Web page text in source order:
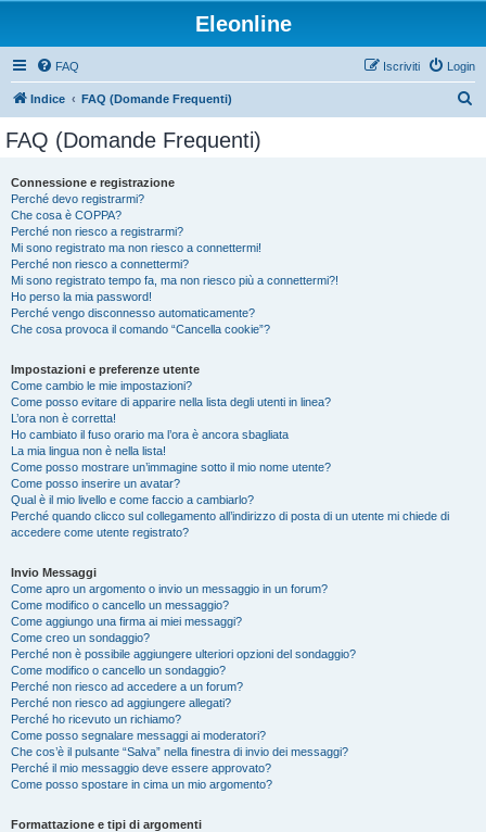
Eleonline
FAQ Login
Iscriviti
Indice FAQ (Domande Frequenti)
FAQ (Domande Frequenti)
Connessione e registrazione
Perché devo registrarmi?
Che cosa è COPPA?
Perché non riesco a registrarmi?
Mi sono registrato ma non riesco a connettermi!
Perché non riesco a connettermi?
Mi sono registrato tempo fa, ma non riesco più a connettermi?!
Ho perso la mia password!
Perché vengo disconnesso automaticamente?
Che cosa provoca il comando “Cancella cookie”?
Impostazioni e preferenze utente
Come cambio le mie impostazioni?
Come posso evitare di apparire nella lista degli utenti in linea?
L’ora non è corretta!
Ho cambiato il fuso orario ma l’ora è ancora sbagliata
La mia lingua non è nella lista!
Come posso mostrare un’immagine sotto il mio nome utente?
Come posso inserire un avatar?
Qual è il mio livello e come faccio a cambiarlo?
Perché quando clicco sul collegamento all’indirizzo di posta di un utente mi chiede di
accedere come utente registrato?
Invio Messaggi
Come apro un argomento o invio un messaggio in un forum?
Come modifico o cancello un messaggio?
Come aggiungo una firma ai miei messaggi?
Come creo un sondaggio?
Perché non è possibile aggiungere ulteriori opzioni del sondaggio?
Come modifico o cancello un sondaggio?
Perché non riesco ad accedere a un forum?
Perché non riesco ad aggiungere allegati?
Perché ho ricevuto un richiamo?
Come posso segnalare messaggi ai moderatori?
Che cos’è il pulsante “Salva” nella finestra di invio dei messaggi?
Perché il mio messaggio deve essere approvato?
Come posso spostare in cima un mio argomento?
Formattazione e tipi di argomenti